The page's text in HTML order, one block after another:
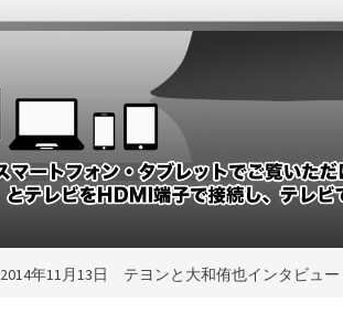
2014年11月13日 テヨンと大和侑也インタビュー